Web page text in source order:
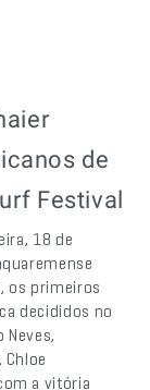
de
Festival
18 de
os primeiros
decididos no
a vitória